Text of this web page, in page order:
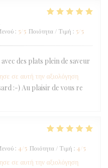
: 5/5 Ποιότητα / Τιμή : 5/5
des plats plein de saveur
σε αυτή την αξιολόγηση
:-) Au plaisir de vous re
: 4/5 Ποιότητα / Τιμή : 4/5
σε αυτή την αξιολόγηση